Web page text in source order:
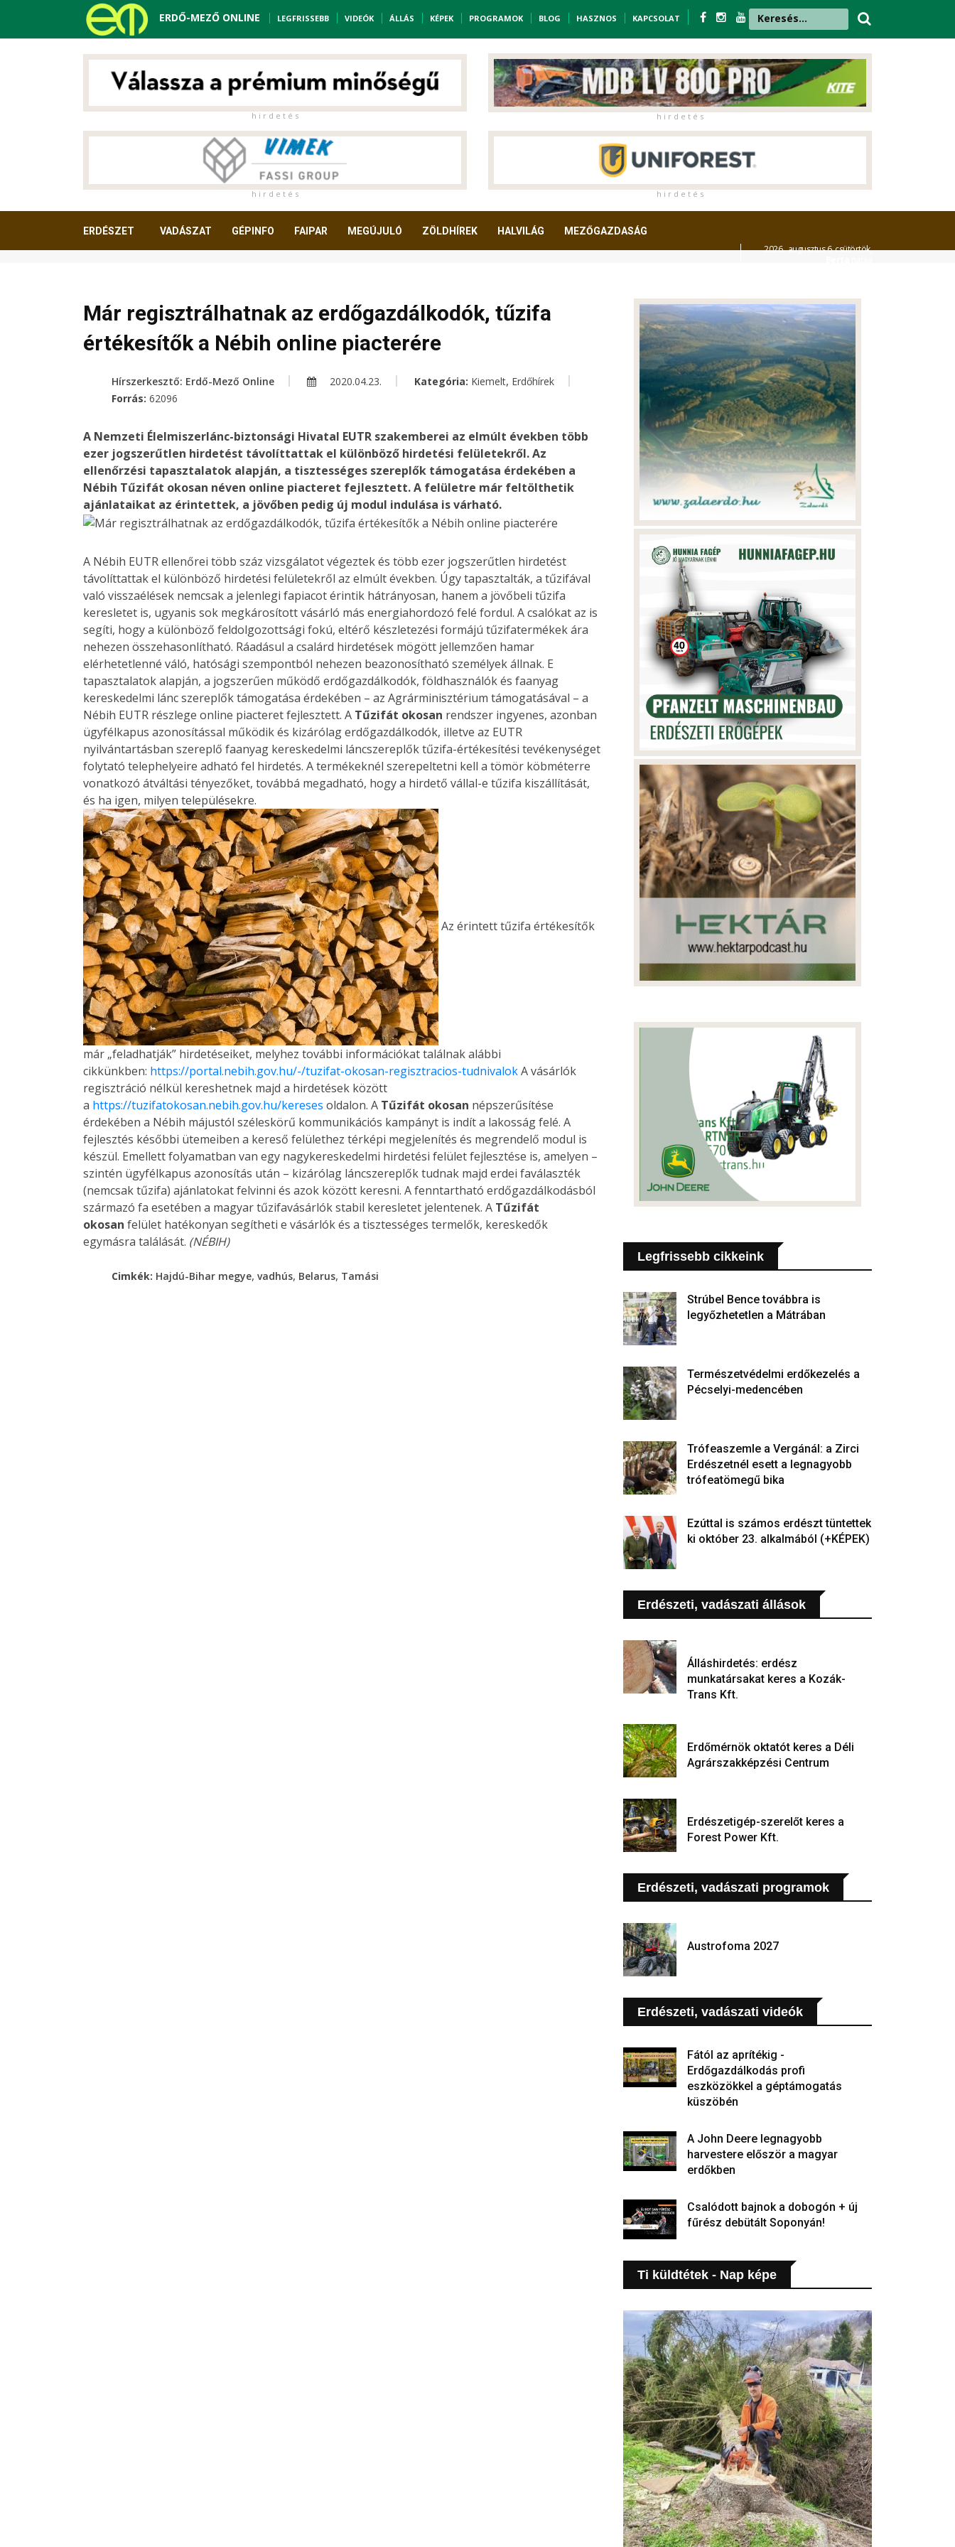
ERDŐ-MEZŐ ONLINE LEGFRISSEBB VIDEÓK ÁLLÁS KÉPEK PROGRAMOK BLOG HASZNOS KAPCSOLAT
h i r d e t é s h i r d e t é s
h i r d e t é s h i r d e t é s
ERDÉSZET VADÁSZAT GÉPINFO FAIPAR MEGÚJULÓ ZÖLDHÍREK HALVILÁG MEZŐGAZDASÁG
2026. augusztus 6. csütörtök,
Már regisztrálhatnak az erdőgazdálkodók, tűzifa
értékesítők a Nébih online piacterére
Hírszerkesztő: Erdő-Mező Online 2020.04.23. Kategória: Kiemelt, Erdőhírek
Forrás: 62096
A Nemzeti Élelmiszerlánc-biztonsági Hivatal EUTR szakemberei az elmúlt években több
ezer jogszerűtlen hirdetést távolíttattak el különböző hirdetési felületekről. Az
ellenőrzési tapasztalatok alapján, a tisztességes szereplők támogatása érdekében a
Nébih Tűzifát okosan néven online piacteret fejlesztett. A felületre már feltölthetik
ajánlataikat az érintettek, a jövőben pedig új modul indulása is várható.
A Nébih EUTR ellenőrei több száz vizsgálatot végeztek és több ezer jogszerűtlen hirdetést
távolíttattak el különböző hirdetési felületekről az elmúlt években. Úgy tapasztalták, a tűzifával
való visszaélések nemcsak a jelenlegi fapiacot érintik hátrányosan, hanem a jövőbeli tűzifa
keresletet is, ugyanis sok megkárosított vásárló más energiahordozó felé fordul. A csalókat az is
segíti, hogy a különböző feldolgozottsági fokú, eltérő készletezési formájú tűzifatermékek ára
nehezen összehasonlítható. Ráadásul a csalárd hirdetések mögött jellemzően hamar
elérhetetlenné váló, hatósági szempontból nehezen beazonosítható személyek állnak. E
tapasztalatok alapján, a jogszerűen működő erdőgazdálkodók, földhasználók és faanyag
kereskedelmi lánc szereplők támogatása érdekében – az Agrárminisztérium támogatásával – a
Nébih EUTR részlege online piacteret fejlesztett. A Tűzifát okosan rendszer ingyenes, azonban
ügyfélkapus azonosítással működik és kizárólag erdőgazdálkodók, illetve az EUTR
nyilvántartásban szereplő faanyag kereskedelmi láncszereplők tűzifa-értékesítési tevékenységet
folytató telephelyeire adható fel hirdetés. A termékeknél szerepeltetni kell a tömör köbméterre
vonatkozó átváltási tényezőket, továbbá megadható, hogy a hirdető vállal-e tűzifa kiszállítását,
és ha igen, milyen településekre.
Az érintett tűzifa értékesítők
már „feladhatják” hirdetéseiket, melyhez további információkat találnak alábbi
cikkünkben: https://portal.nebih.gov.hu/-/tuzifat-okosan-regisztracios-tudnivalokA vásárlók
regisztráció nélkül kereshetnek majd a hirdetések között
a https://tuzifatokosan.nebih.gov.hu/kereses oldalon. A Tűzifát okosan népszerűsítése
érdekében a Nébih májustól széleskörű kommunikációs kampányt is indít a lakosság felé. A
fejlesztés későbbi ütemeiben a kereső felülethez térképi megjelenítés és megrendelő modul is
készül. Emellett folyamatban van egy nagykereskedelmi hirdetési felület fejlesztése is, amelyen –
szintén ügyfélkapus azonosítás után – kizárólag láncszereplők tudnak majd erdei faválaszték
(nemcsak tűzifa) ajánlatokat felvinni és azok között keresni. A fenntartható erdőgazdálkodásból
származó fa esetében a magyar tűzifavásárlók stabil keresletet jelentenek. A Tűzifát
okosan felület hatékonyan segítheti e vásárlók és a tisztességes termelők, kereskedők
egymásra találását. (NÉBIH)
Cimkék: Hajdú-Bihar megye, vadhús, Belarus, Tamási
Legfrissebb cikkeink
Strúbel Bence továbbra is
legyőzhetetlen a Mátrában
Természetvédelmi erdőkezelés a
Pécselyi-medencében
Trófeaszemle a Vergánál: a Zirci
Erdészetnél esett a legnagyobb
trófeatömegű bika
Ezúttal is számos erdészt tüntettek
ki október 23. alkalmából (+KÉPEK)
Erdészeti, vadászati állások
Álláshirdetés: erdész
munkatársakat keres a Kozák-
Trans Kft.
Erdőmérnök oktatót keres a Déli
Agrárszakképzési Centrum
Erdészetigép-szerelőt keres a
Forest Power Kft.
Erdészeti, vadászati programok
Austrofoma 2027
Erdészeti, vadászati videók
Fától az aprítékig -
Erdőgazdálkodás profi
eszközökkel a géptámogatás
küszöbén
A John Deere legnagyobb
harvestere először a magyar
erdőkben
Csalódott bajnok a dobogón + új
fűrész debütált Soponyán!
Ti küldtétek - Nap képe